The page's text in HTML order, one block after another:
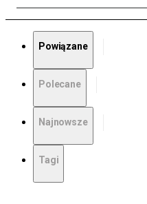
Powiązane
Polecane
Najnowsze
Tagi